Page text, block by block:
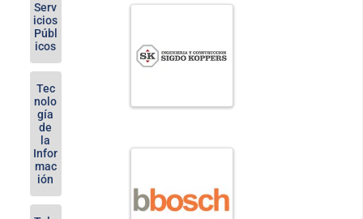
Serv
icios
Públ
icos
Tec
nolo
gía
de
la
Infor
mac
ión